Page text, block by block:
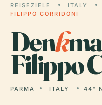
REISEZIELE ITALY
FILIPPO CORRIDONI
Denk
Filippo
PARMA ITALY 44°